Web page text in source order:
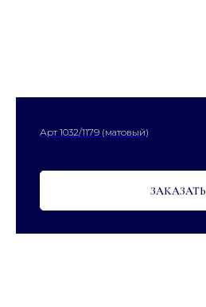
Арт 1032/1179 (матовый)
ЗАКАЗАТЬ